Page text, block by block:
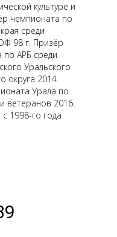
культуре и
чемпионата по
среди
98 г. Призёр
по АРБ среди
Уральского
округа 2014.
Урала по
ветеранов 2016.
1998-го года